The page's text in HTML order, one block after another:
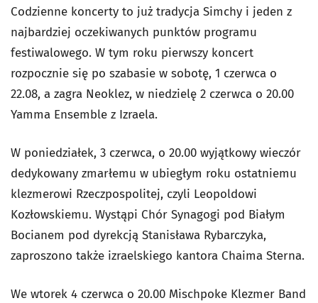
Codzienne koncerty to już tradycja Simchy i jeden z
najbardziej oczekiwanych punktów programu
festiwalowego. W tym roku pierwszy koncert
rozpocznie się po szabasie w sobotę, 1 czerwca o
22.08, a zagra Neoklez, w niedzielę 2 czerwca o 20.00
Yamma Ensemble z Izraela.
W poniedziałek, 3 czerwca, o 20.00 wyjątkowy wieczór
dedykowany zmarłemu w ubiegłym roku ostatniemu
klezmerowi Rzeczpospolitej, czyli Leopoldowi
Kozłowskiemu. Wystąpi Chór Synagogi pod Białym
Bocianem pod dyrekcją Stanisława Rybarczyka,
zaproszono także izraelskiego kantora Chaima Sterna.
We wtorek 4 czerwca o 20.00 Mischpoke Klezmer Band